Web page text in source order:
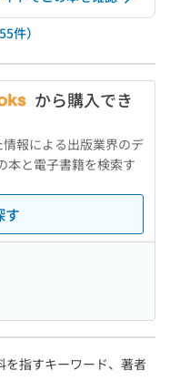
件）
から購入でき
報による出版業界のデ
本と電子書籍を検索す
す
を指すキーワード、著者